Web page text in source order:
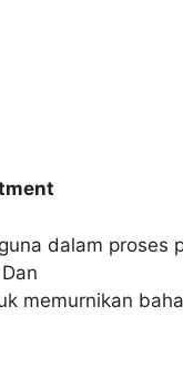
dalam
memurnikan